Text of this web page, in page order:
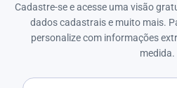
Cadastre-se e acesse uma visão
dados cadastrais e muito mais.
personalize com informações
medida.